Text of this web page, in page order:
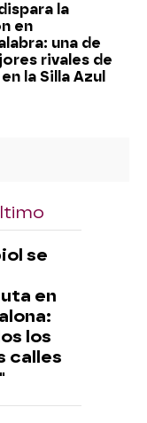
la
en
una de
rivales de
la Silla Azul
se
en
los
calles